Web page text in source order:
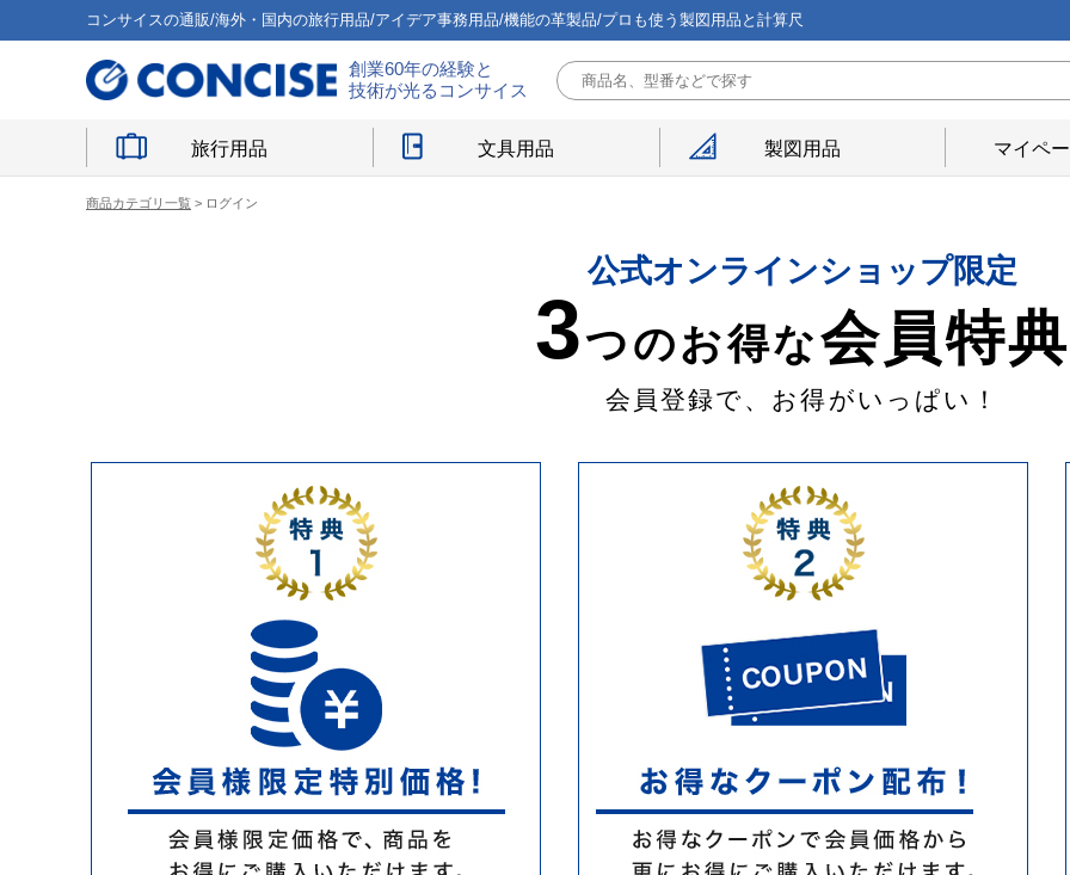
コンサイスの通販/海外・国内の旅行用品/アイデア事務用品/機能の革製品/プロも使う製図用品と計算尺
創業60年の経験と
技術が光るコンサイス
旅行用品 文具用品 製図用品 マイペ
商品カテゴリ一覧 > ログイン
公式オンラインショップ限定
3つのお得な会員特典
会員登録で、お得がいっぱい！